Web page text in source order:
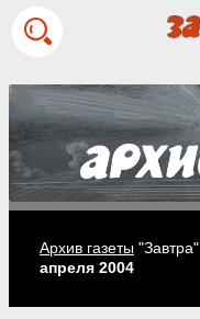
Архив газеты "Завтра"
апреля 2004